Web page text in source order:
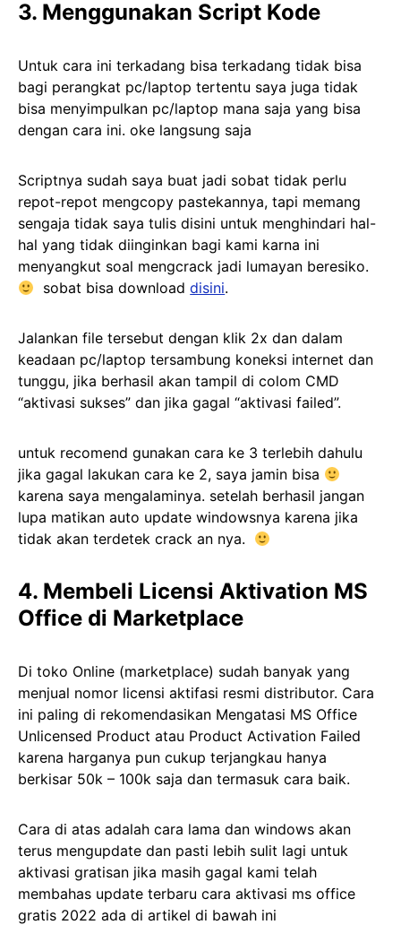
3. Menggunakan Script Kode
Untuk cara ini terkadang bisa terkadang tidak bisa
bagi perangkat pc/laptop tertentu saya juga tidak
bisa menyimpulkan pc/laptop mana saja yang bisa
dengan cara ini. oke langsung saja
Scriptnya sudah saya buat jadi sobat tidak perlu
repot-repot mengcopy pastekannya, tapi memang
sengaja tidak saya tulis disini untuk menghindari hal-
hal yang tidak diinginkan bagi kami karna ini
menyangkut soal mengcrack jadi lumayan beresiko.
sobat bisa downloaddisini.
Jalankan file tersebut dengan klik 2x dan dalam
keadaan pc/laptop tersambung koneksi internet dan
tunggu, jika berhasil akan tampil di colom CMD
“aktivasi sukses” dan jika gagal “aktivasi failed”.
untuk recomend gunakan cara ke 3 terlebih dahulu
jika gagal lakukan cara ke 2, saya jamin bisa
karena saya mengalaminya. setelah berhasil jangan
lupa matikan auto update windowsnya karena jika
tidak akan terdetek crack an nya.
4. Membeli Licensi Aktivation MS
Office di Marketplace
Di toko Online (marketplace) sudah banyak yang
menjual nomor licensi aktifasi resmi distributor. Cara
ini paling di rekomendasikan Mengatasi MS Office
Unlicensed Product atau Product Activation Failed
karena harganya pun cukup terjangkau hanya
berkisar 50k – 100k saja dan termasuk cara baik.
Cara di atas adalah cara lama dan windows akan
terus mengupdate dan pasti lebih sulit lagi untuk
aktivasi gratisan jika masih gagal kami telah
membahas update terbaru cara aktivasi ms office
gratis 2022 ada di artikel di bawah ini